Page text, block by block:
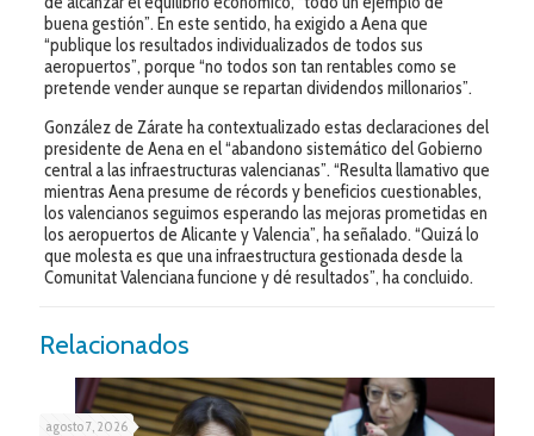
buena gestión”. En este sentido, ha exigido a Aena que
“publique los resultados individualizados de todos sus
aeropuertos”, porque “no todos son tan rentables como se
pretende vender aunque se repartan dividendos millonarios”.
González de Zárate ha contextualizado estas declaraciones del
presidente de Aena en el “abandono sistemático del Gobierno
central a las infraestructuras valencianas”. “Resulta llamativo que
mientras Aena presume de récords y beneficios cuestionables,
los valencianos seguimos esperando las mejoras prometidas en
los aeropuertos de Alicante y Valencia”, ha señalado. “Quizá lo
que molesta es que una infraestructura gestionada desde la
Comunitat Valenciana funcione y dé resultados”, ha concluido.
Relacionados
agosto 7, 2026